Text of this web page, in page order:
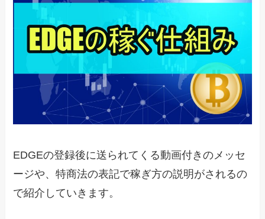
EDGEの登録後に送られてくる動画付きのメッセ
ージや、特商法の表記で稼ぎ方の説明がされるの
で紹介していきます。